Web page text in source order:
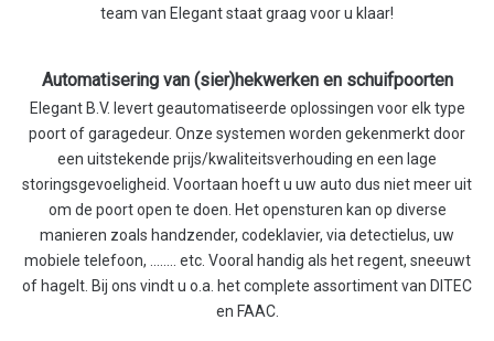
team van Elegant staat graag voor u klaar!
Automatisering van (sier)hekwerken en schuifpoorten
Elegant B.V. levert geautomatiseerde oplossingen voor elk type
poort of garagedeur. Onze systemen worden gekenmerkt door
een uitstekende prijs/kwaliteitsverhouding en een lage
storingsgevoeligheid. Voortaan hoeft u uw auto dus niet meer uit
om de poort open te doen. Het opensturen kan op diverse
manieren zoals handzender, codeklavier, via detectielus, uw
mobiele telefoon, ........ etc. Vooral handig als het regent, sneeuwt
of hagelt. Bij ons vindt u o.a. het complete assortiment van DITEC
en FAAC.